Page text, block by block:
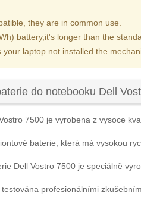
they are in common use.
battery,it's longer than the
laptop not installed the
do notebooku Dell
7500 je vyrobena z vysoce
baterie, která má vysokou
Dell Vostro 7500 je speciálně
profesionálními